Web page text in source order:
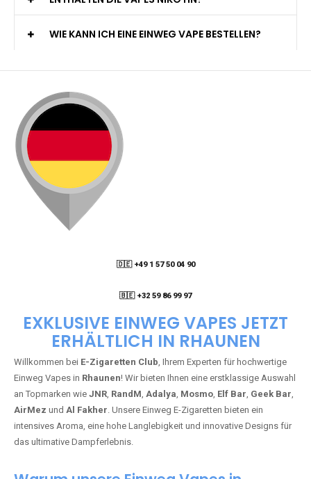
WIE KANN ICH EINE EINWEG VAPE BESTELLEN?
🇩🇪 +49 1 57 50 04 90
🇧🇪 +32 59 86 99 97
EXKLUSIVE EINWEG VAPES JETZT
ERHÄLTLICH IN RHAUNEN
Willkommen bei E-Zigaretten Club, Ihrem Experten für hochwertige
Einweg Vapes in Rhaunen! Wir bieten Ihnen eine erstklassige Auswahl
an Topmarken wie JNR, RandM, Adalya, Mosmo, Elf Bar, Geek Bar,
AirMez und Al Fakher. Unsere Einweg E-Zigaretten bieten ein
intensives Aroma, eine hohe Langlebigkeit und innovative Designs für
das ultimative Dampferlebnis.